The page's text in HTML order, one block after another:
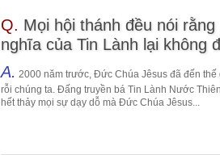
Q. Mọi hội thánh đều nói
nghĩa của Tin Lành lại không
A. 2000 năm trước, Đức Chúa Jêsus đã đến
rỗi chúng ta. Đấng truyền bá Tin Lành Nước
hết thảy mọi sự dạy dỗ mà Đức Chúa Jêsus...